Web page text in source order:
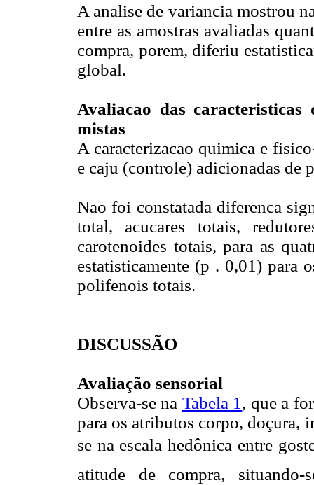
A analise de variancia mostrou
entre as amostras avaliadas
compra, porem, diferiu
global.
Avaliacao das
mistas
A caracterizacao quimica e
e caju (controle) adicionadas de
Nao foi constatada diferenca
total, acucares totais,
carotenoides totais, para as
estatisticamente (p . 0,01) para
polifenois totais.
DISCUSSÃO
Avaliação sensorial
Observa-se na Tabela 1 , que a
para os atributos corpo, doçura,
se na escala hedônica entre
atitude de compra,